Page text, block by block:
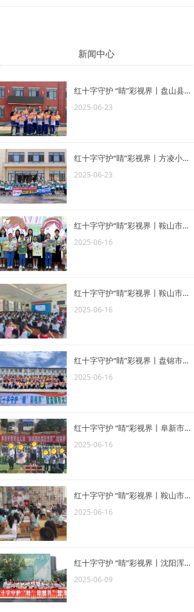
红十字守护 “睛”彩视界丨盘山县羊圈子小学站圆满结束
2025-06-23
红十字守护“睛”彩视界丨方凌小学站圆满结束
2025-06-23
红十字守护“睛”彩视界丨鞍山市高新区华育学校站圆满落幕
2025-06-16
红十字守护“睛”彩视界丨鞍山市铁东区二一九小学站顺利举办
2025-06-16
红十字守护“睛”彩视界丨盘锦市大洼区新立学校站圆满结束
2025-06-16
红十字守护 “睛”彩视界丨阜新市教育幼儿园站完美收官
2025-06-16
红十字守护 “睛”彩视界丨鞍山市幼教中心站圆满结束
2025-06-16
红十字守护 “睛”彩视界丨沈阳浑南一小站圆满结束
2025-06-09
新闻中心